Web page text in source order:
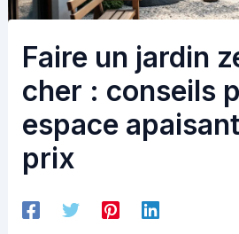
Faire un jardin
cher : conseils
espace
prix